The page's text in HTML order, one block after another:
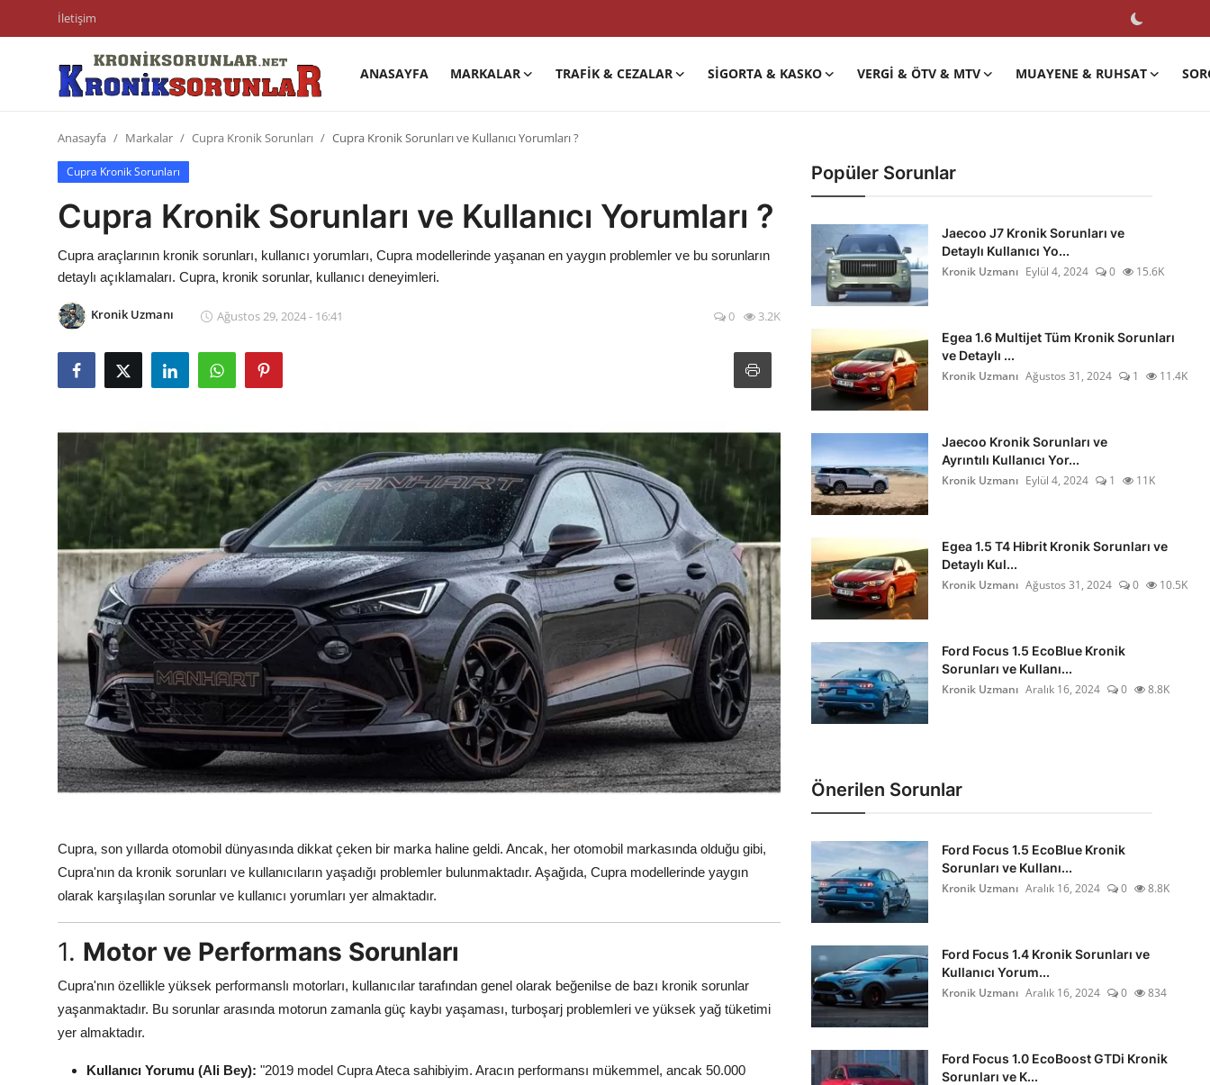
İletişim
ANASAYFA MARKALAR TRAFIK & CEZALAR SIGORTA & KASKO VERGI & ÖTV & MTV MUAYENE & RUHSAT
Trafik & Cezalar
Sigorta & Kasko
Vergi & ÖTV & MTV
Muayene & Ruhsat
Sorgulamalar
İkinci El & Alım-Satım
Bakım & Arıza Çözümleri
Elektrikli & Hibrit
Kiralama & Filo
Sürüş & Güvenlik
Lastik & Jant
Yağlar & Sıvılar
LPG & Yakıt
Elektrik & Akü
Klima & Konfor
Şanzıman & Aktarma
Multimedya & Elektronik
Anasayfa Markalar Cupra Kronik Sorunları Cupra Kronik Sorunları ve Kullanıcı Yorumları ?
Cupra Kronik Sorunları
Cupra Kronik Sorunları ve Kullanıcı Yorumları ?
Cupra araçlarının kronik sorunları, kullanıcı yorumları, Cupra modellerinde yaşanan en yaygın problemler ve bu sorunların
detaylı açıklamaları. Cupra, kronik sorunlar, kullanıcı deneyimleri.
Kronik Uzmanı Ağustos 29, 2024 - 16:41 0 3.2K
Cupra, son yıllarda otomobil dünyasında dikkat çeken bir marka haline geldi. Ancak, her otomobil markasında olduğu gibi,
Cupra'nın da kronik sorunları ve kullanıcıların yaşadığı problemler bulunmaktadır. Aşağıda, Cupra modellerinde yaygın
olarak karşılaşılan sorunlar ve kullanıcı yorumları yer almaktadır.
1. Motor ve Performans Sorunları
Cupra'nın özellikle yüksek performanslı motorları, kullanıcılar tarafından genel olarak beğenilse de bazı kronik sorunlar
yaşanmaktadır. Bu sorunlar arasında motorun zamanla güç kaybı yaşaması, turboşarj problemleri ve yüksek yağ tüketimi
yer almaktadır.
Kullanıcı Yorumu (Ali Bey): "2019 model Cupra Ateca sahibiyim. Aracın performansı mükemmel, ancak 50.000
Popüler Sorunlar
Jaecoo J7 Kronik Sorunları ve
Detaylı Kullanıcı Yo...
Kronik Uzmanı Eylül 4, 2024 0 15.6K
Egea 1.6 Multijet Tüm Kronik Sorunları
ve Detaylı ...
Kronik Uzmanı Ağustos 31, 2024 1 11.4K
Jaecoo Kronik Sorunları ve
Ayrıntılı Kullanıcı Yor...
Kronik Uzmanı Eylül 4, 2024 1 11K
Egea 1.5 T4 Hibrit Kronik Sorunları ve
Detaylı Kul...
Kronik Uzmanı Ağustos 31, 2024 0 10.5K
Ford Focus 1.5 EcoBlue Kronik
Sorunları ve Kullanı...
Kronik Uzmanı Aralık 16, 2024 0 8.8K
Önerilen Sorunlar
Ford Focus 1.5 EcoBlue Kronik
Sorunları ve Kullanı...
Kronik Uzmanı Aralık 16, 2024 0 8.8K
Ford Focus 1.4 Kronik Sorunları ve
Kullanıcı Yorum...
Kronik Uzmanı Aralık 16, 2024 0 834
Ford Focus 1.0 EcoBoost GTDi Kronik
Sorunları ve K...